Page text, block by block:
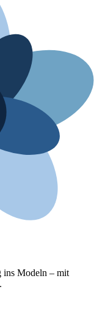
ins Modeln – mit